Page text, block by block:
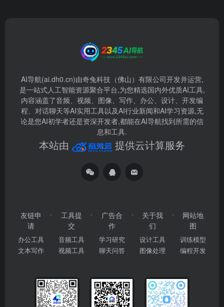
AI导航(ai.dh0.cn)由奇兔科技（佛山）有限公司开发并运营,
是一站式人工智能资源聚合平台,为您精选国内外优质AI工具,
内容涵盖了音频、视频、图像、写作、办公、设计、开发编
程、对话聊天等AI实用工具以及AI行业新闻和AI学习资源,无
论是您AI初学者还是资深开发者,都能在AI导航找到所需的信
息和工具.
本站由 提供云计算服务
友链申
请
办公工具
文本写作
工具提
交
音频工具
视频工具
广告合
作
学习研究
聊天问答
关于我
们
设计工具
图像处理
网站地
图
训练模型
编程开发